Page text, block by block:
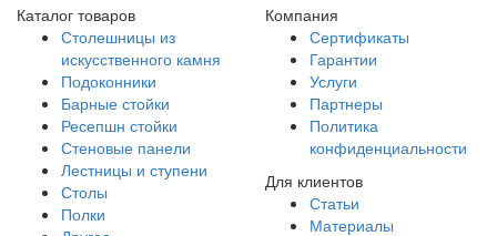
Каталог товаров
Столешницы из
искусственного камня
Подоконники
Барные стойки
Ресепшн стойки
Стеновые панели
Лестницы и ступени
Столы
Полки
Компания
Сертификаты
Гарантии
Услуги
Партнеры
Политика
конфиденциальности
Для клиентов
Статьи
Материалы